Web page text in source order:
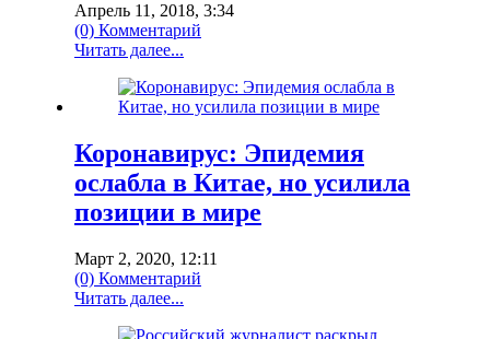
Апрель 11, 2018, 3:34
(0) Комментарий
Читать далее...
Коронавирус: Эпидемия
ослабла в Китае, но усилила
позиции в мире
Март 2, 2020, 12:11
(0) Комментарий
Читать далее...